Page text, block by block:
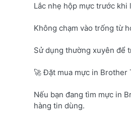
Lắc nhẹ hộp mực trước khi
Không chạm vào trống từ
Sử dụng thường xuyên để
🚀 Đặt mua mực in
Nếu bạn đang tìm mực in
hàng tin dùng.